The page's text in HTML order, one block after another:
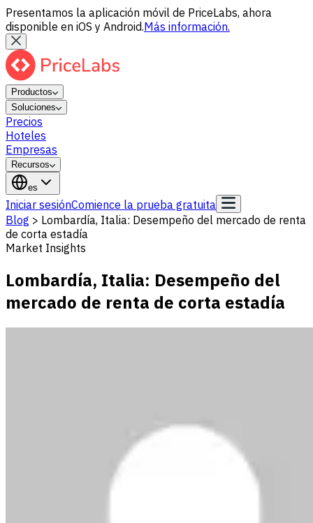
Presentamos la aplicación móvil de PriceLabs, ahora
disponible en iOS y Android.Más información.
Productos
Soluciones
Precios
Hoteles
Empresas
Recursos
es
Iniciar sesiónComience la prueba gratuita
Blog > Lombardía, Italia: Desempeño del mercado de renta
de corta estadía
Market Insights
Lombardía, Italia: Desempeño del
mercado de renta de corta estadía